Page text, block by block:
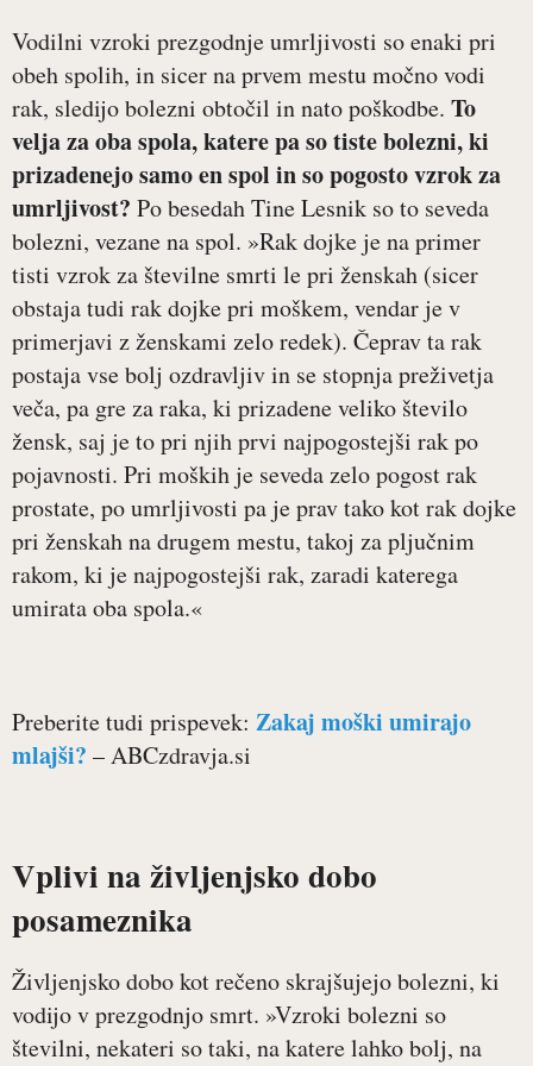
Vodilni vzroki prezgodnje umrljivosti so enaki pri
obeh spolih, in sicer na prvem mestu močno vodi
rak, sledijo bolezni obtočil in nato poškodbe. To
velja za oba spola, katere pa so tiste bolezni, ki
prizadenejo samo en spol in so pogosto vzrok za
umrljivost? Po besedah Tine Lesnik so to seveda
bolezni, vezane na spol. »Rak dojke je na primer
tisti vzrok za številne smrti le pri ženskah (sicer
obstaja tudi rak dojke pri moškem, vendar je v
primerjavi z ženskami zelo redek). Čeprav ta rak
postaja vse bolj ozdravljiv in se stopnja preživetja
veča, pa gre za raka, ki prizadene veliko število
žensk, saj je to pri njih prvi najpogostejši rak po
pojavnosti. Pri moških je seveda zelo pogost rak
prostate, po umrljivosti pa je prav tako kot rak dojke
pri ženskah na drugem mestu, takoj za pljučnim
rakom, ki je najpogostejši rak, zaradi katerega
umirata oba spola.«
Preberite tudi prispevek: Zakaj moški umirajo
mlajši? – ABCzdravja.si
Vplivi na življenjsko dobo
posameznika
Življenjsko dobo kot rečeno skrajšujejo bolezni, ki
vodijo v prezgodnjo smrt. »Vzroki bolezni so
številni, nekateri so taki, na katere lahko bolj, na